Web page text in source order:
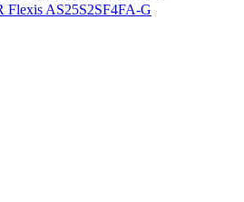
AS25S2SF4FA-G